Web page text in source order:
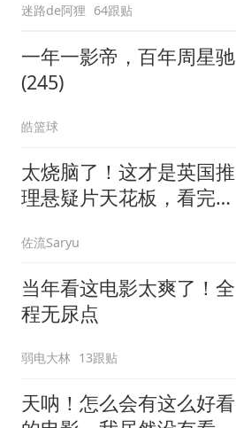
迷路de阿狸 64跟贴
一年一影帝，百年周星驰
(245)
皓篮球
太烧脑了！这才是英国推
理悬疑片天花板，看完才
佐流Saryu
当年看这电影太爽了！全
程无尿点
弱电大林 13跟贴
天呐！怎么会有这么好看